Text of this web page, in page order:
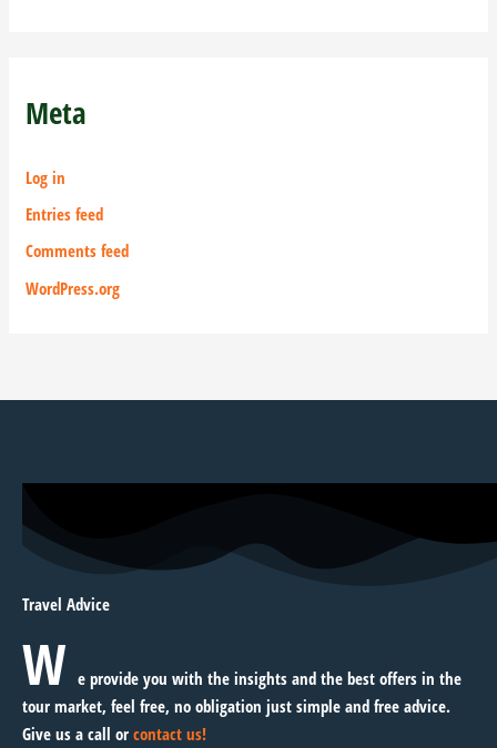
Meta
Log in
Entries feed
Comments feed
WordPress.org
Travel Advice
W e provide you with the insights and the best offers in the
tour market, feel free, no obligation just simple and free advice.
Give us a call or contact us!